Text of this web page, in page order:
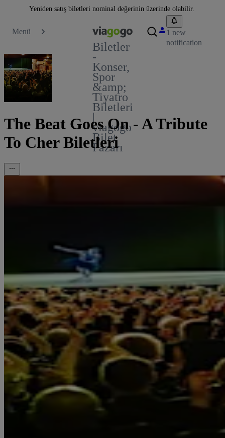
Yeniden satış biletleri nominal değerinin üzerinde olabilir.
Menü
Biletler
-
Konser,
Spor
&amp;
Tiyatro
Biletleri
|
viagogo
Bilet
Pazarı
1 new
notification
The Beat Goes On - A Tribute
To Cher Biletleri